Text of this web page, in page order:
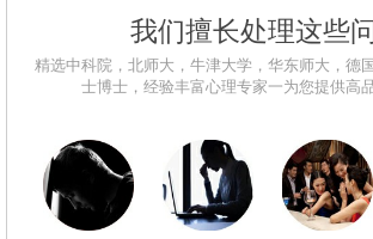
我们擅长处理这些
精选中科院，北师大，牛津大学，华东师大，德
士博士，经验丰富心理专家一为您提供高